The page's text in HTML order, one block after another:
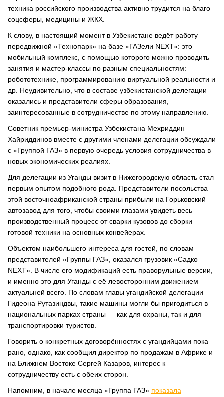
техника российского производства активно трудится на благо
соцсферы, медицины и ЖКХ.
К слову, в настоящий момент в Узбекистане ведёт работу
передвижной «Технопарк» на базе «ГАЗели NEXT»: это
мобильный комплекс, с помощью которого можно проводить
занятия и мастер-классы по разным специальностям:
робототехнике, программированию виртуальной реальности и
др. Неудивительно, что в составе узбекистанской делегации
оказались и представители сферы образования,
заинтересованные в сотрудничестве по этому направлению.
Советник премьер-министра Узбекистана Мехриддин
Хайриддинов вместе с другими членами делегации обсуждали
с «Группой ГАЗ» в первую очередь условия сотрудничества в
новых экономических реалиях.
Для делегации из Уганды визит в Нижегородскую область стал
первым опытом подобного рода. Представители посольства
этой восточноафриканской страны прибыли на Горьковский
автозавод для того, чтобы своими глазами увидеть весь
производственный процесс от сварки кузовов до сборки
готовой техники на основных конвейерах.
Объектом наибольшего интереса для гостей, по словам
представителей «Группы ГАЗ», оказался грузовик «Садко
NEXT». В числе его модификаций есть праворульные версии,
и именно это для Уганды с её левосторонним движением
актуальней всего. По словам главы угандийской делегации
Гидеона Рутазиндвы, такие машины могли бы пригодиться в
национальных парках страны — как для охраны, так и для
транспортировки туристов.
Говорить о конкретных договорённостях с угандийцами пока
рано, однако, как сообщил директор по продажам в Африке и
на Ближнем Востоке Сергей Казаров, интерес к
сотрудничеству есть с обеих сторон.
Напомним, в начале месяца «Группа ГАЗ» показала